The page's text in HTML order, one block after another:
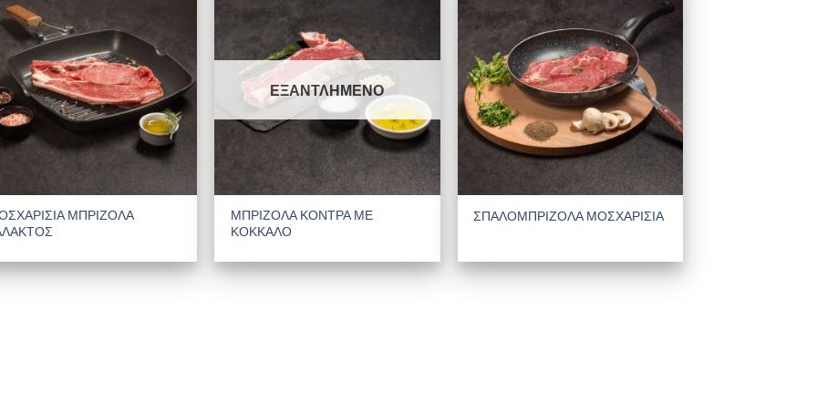
ΜΠΡΙΖΟΛΑ
ΕΞΑΝΤΛΗΜΈΝΟ
ΜΠΡΙΖΟΛΑ ΚΟΝΤΡΑ ΜΕ
ΚΟΚΚΑΛΟ
ΣΠΑΛΟΜΠΡΙΖΟΛΑ ΜΟΣΧΑΡΙΣΙΑ